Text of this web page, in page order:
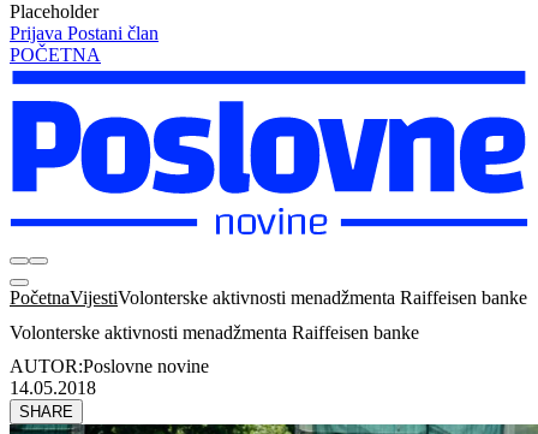
Placeholder
Prijava Postani član
POČETNA
PočetnaVijestiVolonterske aktivnosti menadžmenta Raiffeisen banke
Volonterske aktivnosti menadžmenta Raiffeisen banke
AUTOR:Poslovne novine
14.05.2018
SHARE